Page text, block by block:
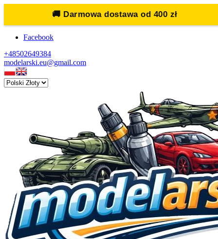
🚚 Darmowa dostawa od 400 zł
Facebook
+48502649384
modelarski.eu@gmail.com